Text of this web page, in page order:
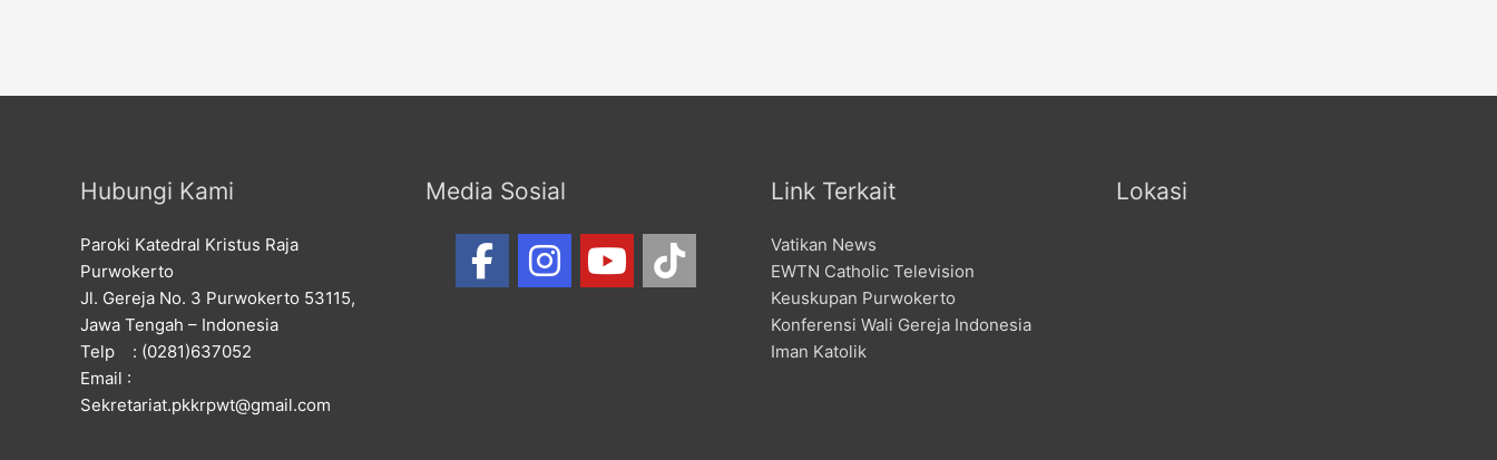
Hubungi Kami
Paroki Katedral Kristus Raja
Purwokerto
Jl. Gereja No. 3 Purwokerto 53115,
Jawa Tengah – Indonesia
Telp : (0281)637052
Email :
Sekretariat.pkkrpwt@gmail.com
Media Sosial Link Terkait
Vatikan News
EWTN Catholic Television
Keuskupan Purwokerto
Konferensi Wali Gereja Indonesia
Iman Katolik
Lokasi